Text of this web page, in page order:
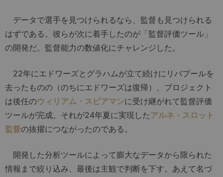
データで選手を見つけられるなら、監督も見つけられる
はずである。彼らが次に着手したのが「監督評価ツール」
の開発だ。監督能力の数値化にチャレンジした。
22年にエドワーズとグラハムが立て続けにリバプールを
去ったものの（のちにエドワーズは復帰）、プロジェクト
は後任のウィリアム・スピアマンに受け継がれて監督評価
ツールが完成。それが24年夏に実現したアルネ・スロット
監督の抜擢につながったのである。
開発した分析ツールによって膨大なデータから限られた
情報まで絞り込み、最後は主観で判断を下す。あえて名づ